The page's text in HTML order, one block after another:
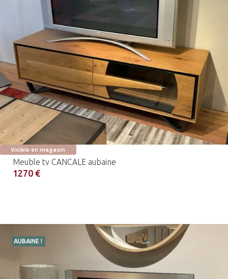
Visible en magasin
Meuble tv CANCALE aubaine
1270 €
AUBAINE !